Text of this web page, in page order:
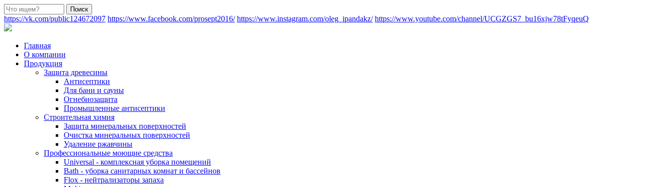
https://vk.com/public124672097 https://www.facebook.com/prosept2016/ https://www.instagram.com/oleg_ipandakz/ https://www.youtube.com/channel/UCGZGS7_bu16xjw78tFyqeuQ
Главная
О компании
Продукция
Защита древесины
Антисептики
Для бани и сауны
Огнебиозащита
Промышленные антисептики
Строительная химия
Защита минеральных поверхностей
Очистка минеральных поверхностей
Удаление ржавчины
Профессиональные моющие средства
Universal - комплексная уборка помещений
Bath - уборка санитарных комнат и бассейнов
Flox - нейтрализаторы запаха